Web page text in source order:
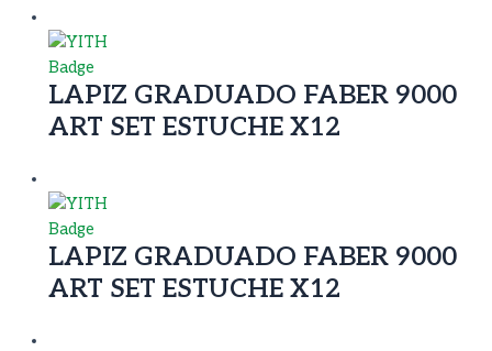
LAPIZ GRADUADO FABER 9000
ART SET ESTUCHE X12
LAPIZ GRADUADO FABER 9000
ART SET ESTUCHE X12